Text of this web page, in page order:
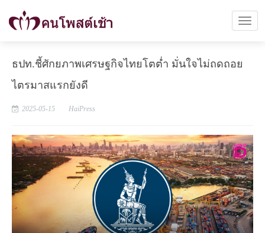
ธปท.ชี้ศักยภาพเศรษฐกิจไทยโตต่ำ มั่นใจไม่ถดถอย
ไตรมาสแรกยังดี
2025-05-15 HaiPress